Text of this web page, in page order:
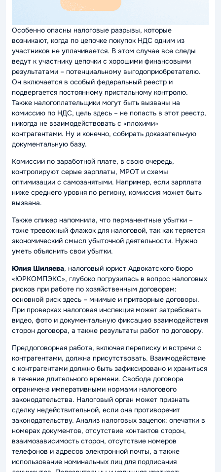
Особенно опасны налоговые разрывы, которые
возникают, когда по цепочке покупок НДС одним из
участников не уплачивается. В этом случае все следы
ведут к участнику цепочки с хорошими финансовыми
результатами – потенциальному выгодоприобретателю.
Он включается в особый федеральный реестр и
подвергается постоянному пристальному контролю.
Также налогоплательщики могут быть вызваны на
комиссию по НДС, цель здесь – не попасть в этот реестр,
никогда не взаимодействовать с «плохими»
контрагентами. Ну и конечно, собирать доказательную
документальную базу.
Комиссии по заработной плате, в свою очередь,
контролируют серые зарплаты, МРОТ и схемы
оптимизации с самозанятыми. Например, если зарплата
ниже среднего уровня по региону, комиссия может быть
вызвана.
Также спикер напомнила, что перманентные убытки –
тоже тревожный флажок для налоговой, так как теряется
экономический смысл убыточной деятельности. Нужно
уметь объяснить свои убытки.
Юлия Шиляева, налоговый юрист Адвокатского бюро
«ЮРКОМПЭКС», глубоко погрузилась в вопрос налоговых
рисков при работе по хозяйственным договорам:
основной риск здесь – мнимые и притворные договоры.
При проверках налоговая инспекция может затребовать
видео, фото и документальную фиксацию взаимодействия
сторон договора, а также результаты работ по договору.
Преддоговорная работа, включая переписку и встречи с
контрагентами, должна присутствовать. Взаимодействие
с контрагентами должно быть зафиксировано и храниться
в течение длительного времени. Свобода договора
ограничена императивными нормами налогового
законодательства. Налоговый орган может признать
сделку недействительной, если она противоречит
законодательству. Анализ налоговых зацепок: опечатки в
номерах документов, отсутствие контактов сторон,
взаимозависимость сторон, отсутствие номеров
телефонов и адресов электронной почты, а также
использование номинальных лиц для подписания